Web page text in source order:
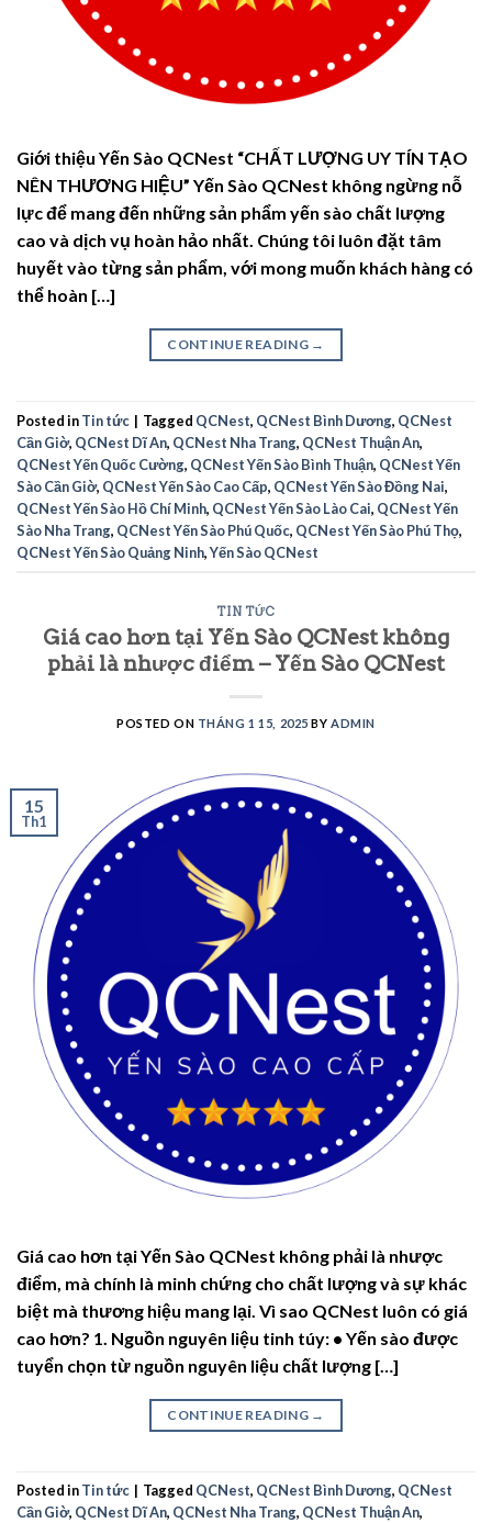
Giới thiệu Yến Sào QCNest “CHẤT LƯỢNG UY TÍN TẠO
NÊN THƯƠNG HIỆU” Yến Sào QCNest không ngừng nỗ
lực để mang đến những sản phẩm yến sào chất lượng
cao và dịch vụ hoàn hảo nhất. Chúng tôi luôn đặt tâm
huyết vào từng sản phẩm, với mong muốn khách hàng có
thể hoàn […]
CONTINUE READING →
Posted inTin tức | Tagged QCNest, QCNest Bình Dương, QCNest
Cần Giờ, QCNest Dĩ An, QCNest Nha Trang, QCNest Thuận An,
QCNest Yến Quốc Cường, QCNest Yến Sào Bình Thuận, QCNest Yến
Sào Cần Giờ, QCNest Yến Sào Cao Cấp, QCNest Yến Sào Đồng Nai,
QCNest Yến Sào Hồ Chí Minh, QCNest Yến Sào Lào Cai, QCNest Yến
Sào Nha Trang, QCNest Yến Sào Phú Quốc, QCNest Yến Sào Phú Thọ,
QCNest Yến Sào Quảng Ninh,Yến Sào QCNest
TIN TỨC
Giá cao hơn tại Yến Sào QCNest không
phải là nhược điểm – Yến Sào QCNest
POSTED ON THÁNG 1 15, 2025 BY ADMIN
15
Th1
Giá cao hơn tại Yến Sào QCNest không phải là nhược
điểm, mà chính là minh chứng cho chất lượng và sự khác
biệt mà thương hiệu mang lại. Vì sao QCNest luôn có giá
cao hơn? 1. Nguồn nguyên liệu tinh túy: • Yến sào được
tuyển chọn từ nguồn nguyên liệu chất lượng […]
CONTINUE READING →
Posted inTin tức | Tagged QCNest, QCNest Bình Dương, QCNest
Cần Giờ, QCNest Dĩ An, QCNest Nha Trang, QCNest Thuận An,